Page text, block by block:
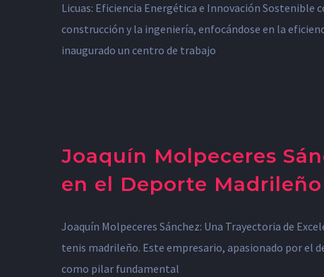
Licuas: Eficiencia Energética e Innovación Sostenible
construcción y la ingeniería, enfocándose en la
inaugurado un centro de trabajo
Joaquín Molpeceres
en el Deporte Madrileño
Joaquín Molpeceres Sánchez: Una Trayectoria de
tenis madrileño. Este empresario, apasionado por el
como pilar fundamental